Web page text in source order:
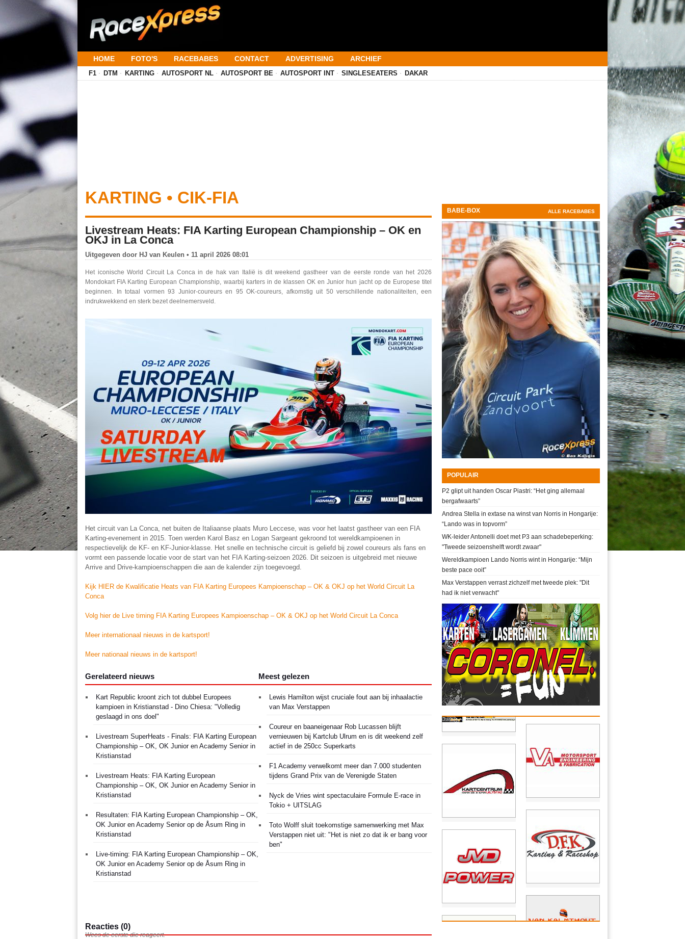
HOME FOTO'S RACEBABES CONTACT ADVERTISING ARCHIEF
F1 DTM KARTING AUTOSPORT NL AUTOSPORT BE AUTOSPORT INT SINGLESEATERS DAKAR
KARTING • CIK-FIA
Livestream Heats: FIA Karting European Championship – OK en
OKJ in La Conca
Uitgegeven door HJ van Keulen • 11 april 2026 08:01
Het iconische World Circuit La Conca in de hak van Italië is dit weekend gastheer van de eerste ronde van het 2026
Mondokart FIA Karting European Championship, waarbij karters in de klassen OK en Junior hun jacht op de Europese titel
beginnen. In totaal vormen 93 Junior-coureurs en 95 OK-coureurs, afkomstig uit 50 verschillende nationaliteiten, een
indrukwekkend en sterk bezet deelnemersveld.
Het circuit van La Conca, net buiten de Italiaanse plaats Muro Leccese, was voor het laatst gastheer van een FIA
Karting-evenement in 2015. Toen werden Karol Basz en Logan Sargeant gekroond tot wereldkampioenen in
respectievelijk de KF- en KF-Junior-klasse. Het snelle en technische circuit is geliefd bij zowel coureurs als fans en
vormt een passende locatie voor de start van het FIA Karting-seizoen 2026. Dit seizoen is uitgebreid met nieuwe
Arrive and Drive-kampioenschappen die aan de kalender zijn toegevoegd.
Kijk HIER de Kwalificatie Heats van FIA Karting Europees Kampioenschap – OK & OKJ op het World Circuit La
Conca
Volg hier de Live timing FIA Karting Europees Kampioenschap – OK & OKJ op het World Circuit La Conca
Meer internationaal nieuws in de kartsport!
Meer nationaal nieuws in de kartsport!
Gerelateerd nieuws
Kart Republic kroont zich tot dubbel Europees
kampioen in Kristianstad - Dino Chiesa: "Volledig
geslaagd in ons doel"
Livestream SuperHeats - Finals: FIA Karting European
Championship – OK, OK Junior en Academy Senior in
Kristianstad
Livestream Heats: FIA Karting European
Championship – OK, OK Junior en Academy Senior in
Kristianstad
Resultaten: FIA Karting European Championship – OK,
OK Junior en Academy Senior op de Åsum Ring in
Kristianstad
Live-timing: FIA Karting European Championship – OK,
OK Junior en Academy Senior op de Åsum Ring in
Kristianstad
Meest gelezen
Lewis Hamilton wijst cruciale fout aan bij inhaalactie
van Max Verstappen
Coureur en baaneigenaar Rob Lucassen blijft
vernieuwen bij Kartclub Ulrum en is dit weekend zelf
actief in de 250cc Superkarts
F1 Academy verwelkomt meer dan 7.000 studenten
tijdens Grand Prix van de Verenigde Staten
Nyck de Vries wint spectaculaire Formule E-race in
Tokio + UITSLAG
Toto Wolff sluit toekomstige samenwerking met Max
Verstappen niet uit: "Het is niet zo dat ik er bang voor
ben"
Reacties (0)
Wees de eerste die reageert.
BABE-BOX ALLE RACEBABES
POPULAIR
P2 glipt uit handen Oscar Piastri: “Het ging allemaal
bergafwaarts”
Andrea Stella in extase na winst van Norris in Hongarije:
“Lando was in topvorm”
WK-leider Antonelli doet met P3 aan schadebeperking:
"Tweede seizoenshelft wordt zwaar"
Wereldkampioen Lando Norris wint in Hongarije: “Mijn
beste pace ooit”
Max Verstappen verrast zichzelf met tweede plek: "Dit
had ik niet verwacht"